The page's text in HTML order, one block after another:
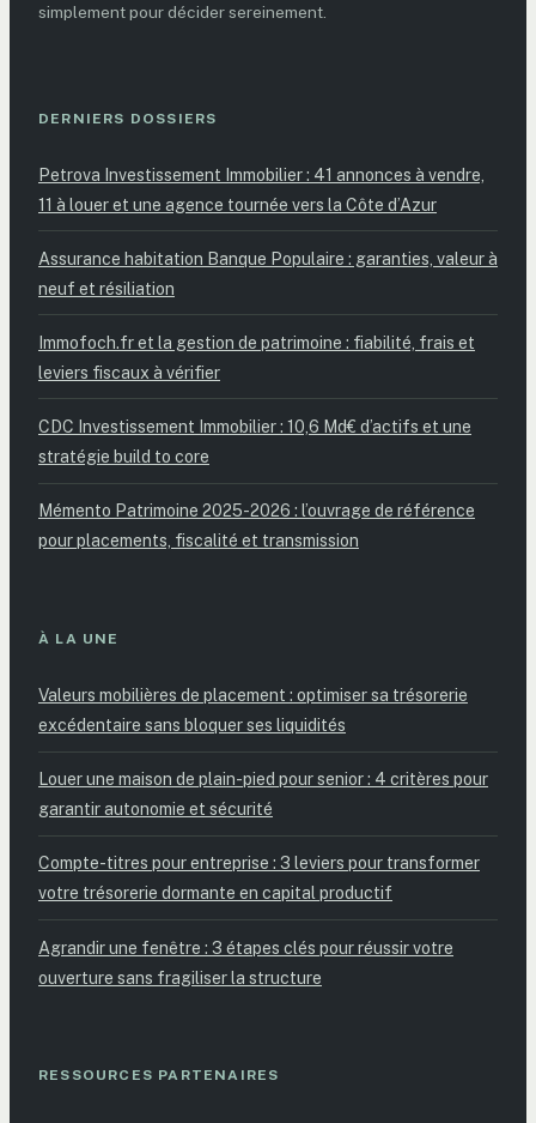
simplement pour décider sereinement.
DERNIERS DOSSIERS
Petrova Investissement Immobilier : 41 annonces à vendre,
11 à louer et une agence tournée vers la Côte d’Azur
Assurance habitation Banque Populaire : garanties, valeur à
neuf et résiliation
Immofoch.fr et la gestion de patrimoine : fiabilité, frais et
leviers fiscaux à vérifier
CDC Investissement Immobilier : 10,6 Md€ d’actifs et une
stratégie build to core
Mémento Patrimoine 2025-2026 : l’ouvrage de référence
pour placements, fiscalité et transmission
À LA UNE
Valeurs mobilières de placement : optimiser sa trésorerie
excédentaire sans bloquer ses liquidités
Louer une maison de plain-pied pour senior : 4 critères pour
garantir autonomie et sécurité
Compte-titres pour entreprise : 3 leviers pour transformer
votre trésorerie dormante en capital productif
Agrandir une fenêtre : 3 étapes clés pour réussir votre
ouverture sans fragiliser la structure
RESSOURCES PARTENAIRES